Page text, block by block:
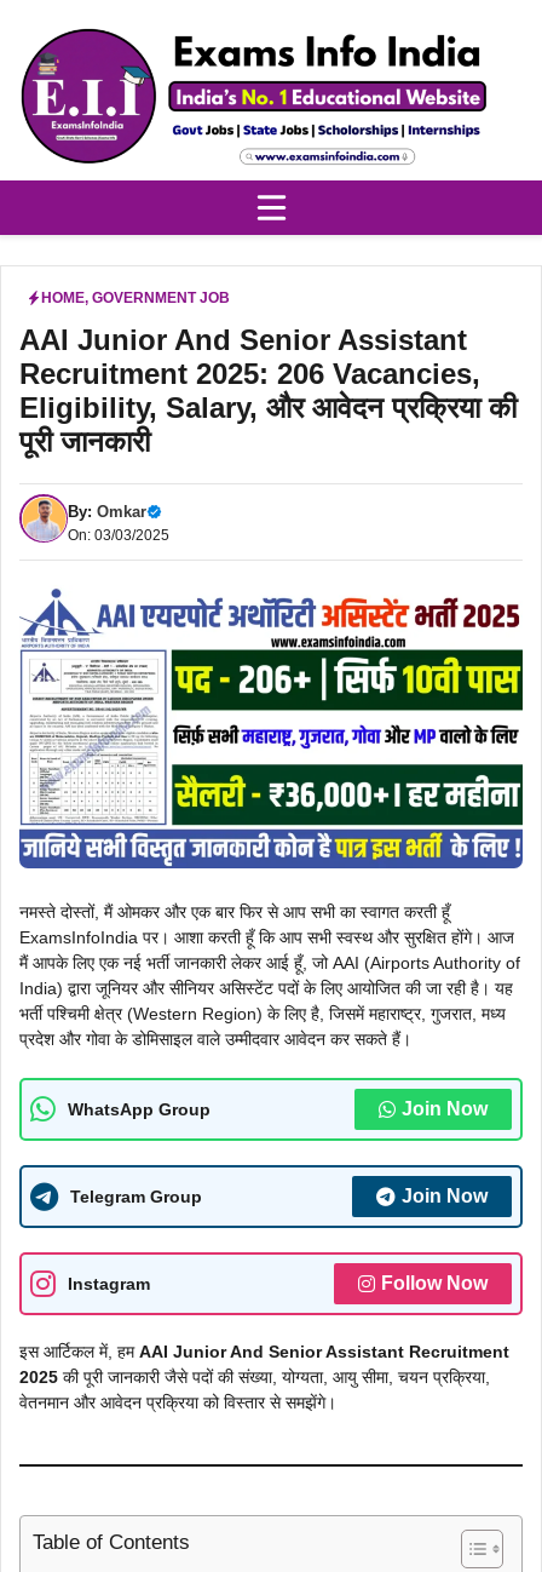
content
HOME, GOVERNMENT JOB
AAI Junior And Senior Assistant
Recruitment 2025: 206 Vacancies,
Eligibility, Salary, और आवेदन प्रक्रिया की
पूरी जानकारी
By: Omkar
On: 03/03/2025
नमस्ते दोस्तों, मैं ओमकर और एक बार फिर से आप सभी का स्वागत करती हूँ
ExamsInfoIndia पर। आशा करती हूँ कि आप सभी स्वस्थ और सुरक्षित होंगे। आज
मैं आपके लिए एक नई भर्ती जानकारी लेकर आई हूँ, जो AAI (Airports Authority of
India) द्वारा जूनियर और सीनियर असिस्टेंट पदों के लिए आयोजित की जा रही है। यह
भर्ती पश्चिमी क्षेत्र (Western Region) के लिए है, जिसमें महाराष्ट्र, गुजरात, मध्य
प्रदेश और गोवा के डोमिसाइल वाले उम्मीदवार आवेदन कर सकते हैं।
WhatsApp Group Join Now
Telegram Group Join Now
Instagram Follow Now
इस आर्टिकल में, हमAAI Junior And Senior Assistant Recruitment
2025 की पूरी जानकारी जैसे पदों की संख्या, योग्यता, आयु सीमा, चयन प्रक्रिया,
वेतनमान और आवेदन प्रक्रिया को विस्तार से समझेंगे।
Table of Contents